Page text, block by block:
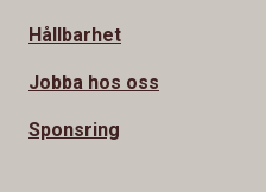
Hållbarhet
Jobba hos oss
Sponsring